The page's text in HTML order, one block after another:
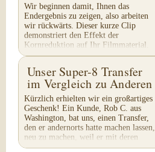
Wir beginnen damit, Ihnen das
Endergebnis zu zeigen, also arbeiten
wir rückwärts. Dieser kurze Clip
demonstriert den Effekt der
Kornreduktion auf Ihr Filmmaterial.
Achten Sie besonders auf...
Unser Super-8 Transfer
im Vergleich zu Anderen
Kürzlich erhielten wir ein großartiges
Geschenk! Ein Kunde, Rob C. aus
Washington, bat uns, einen Transfer,
den er andernorts hatte machen lassen,
neu zu machen, weil er mit deren
Arbeit...